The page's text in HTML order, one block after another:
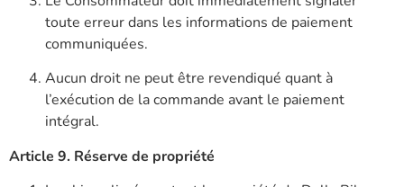
toute erreur dans les informations de paiement
communiquées.
Aucun droit ne peut être revendiqué quant à
l’exécution de la commande avant le paiement
intégral.
Article 9. Réserve de propriété